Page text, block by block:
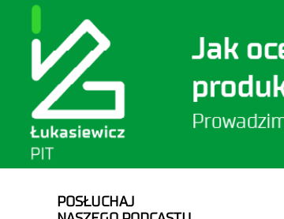
POSŁUCHAJ